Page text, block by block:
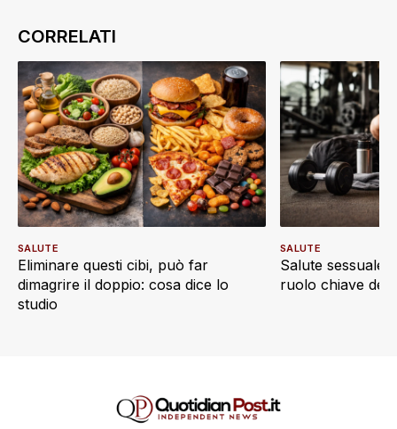
Eliminare questi cibi, può far
dimagrire il doppio: cosa dice lo
studio
SALUTE
Salute sessuale
ruolo chiave
SALUTE